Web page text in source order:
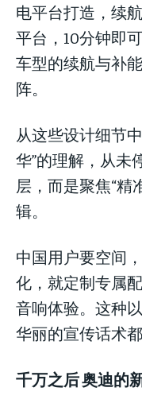
电平台打造，续
平台，10分钟即
车型的续航与补
阵。
从这些设计细节
华”的理解，从未
层，而是聚焦“精
辑。
中国用户要空间
化，就定制专属
音响体验。这种
华丽的宣传话术
千万之后 奥迪的